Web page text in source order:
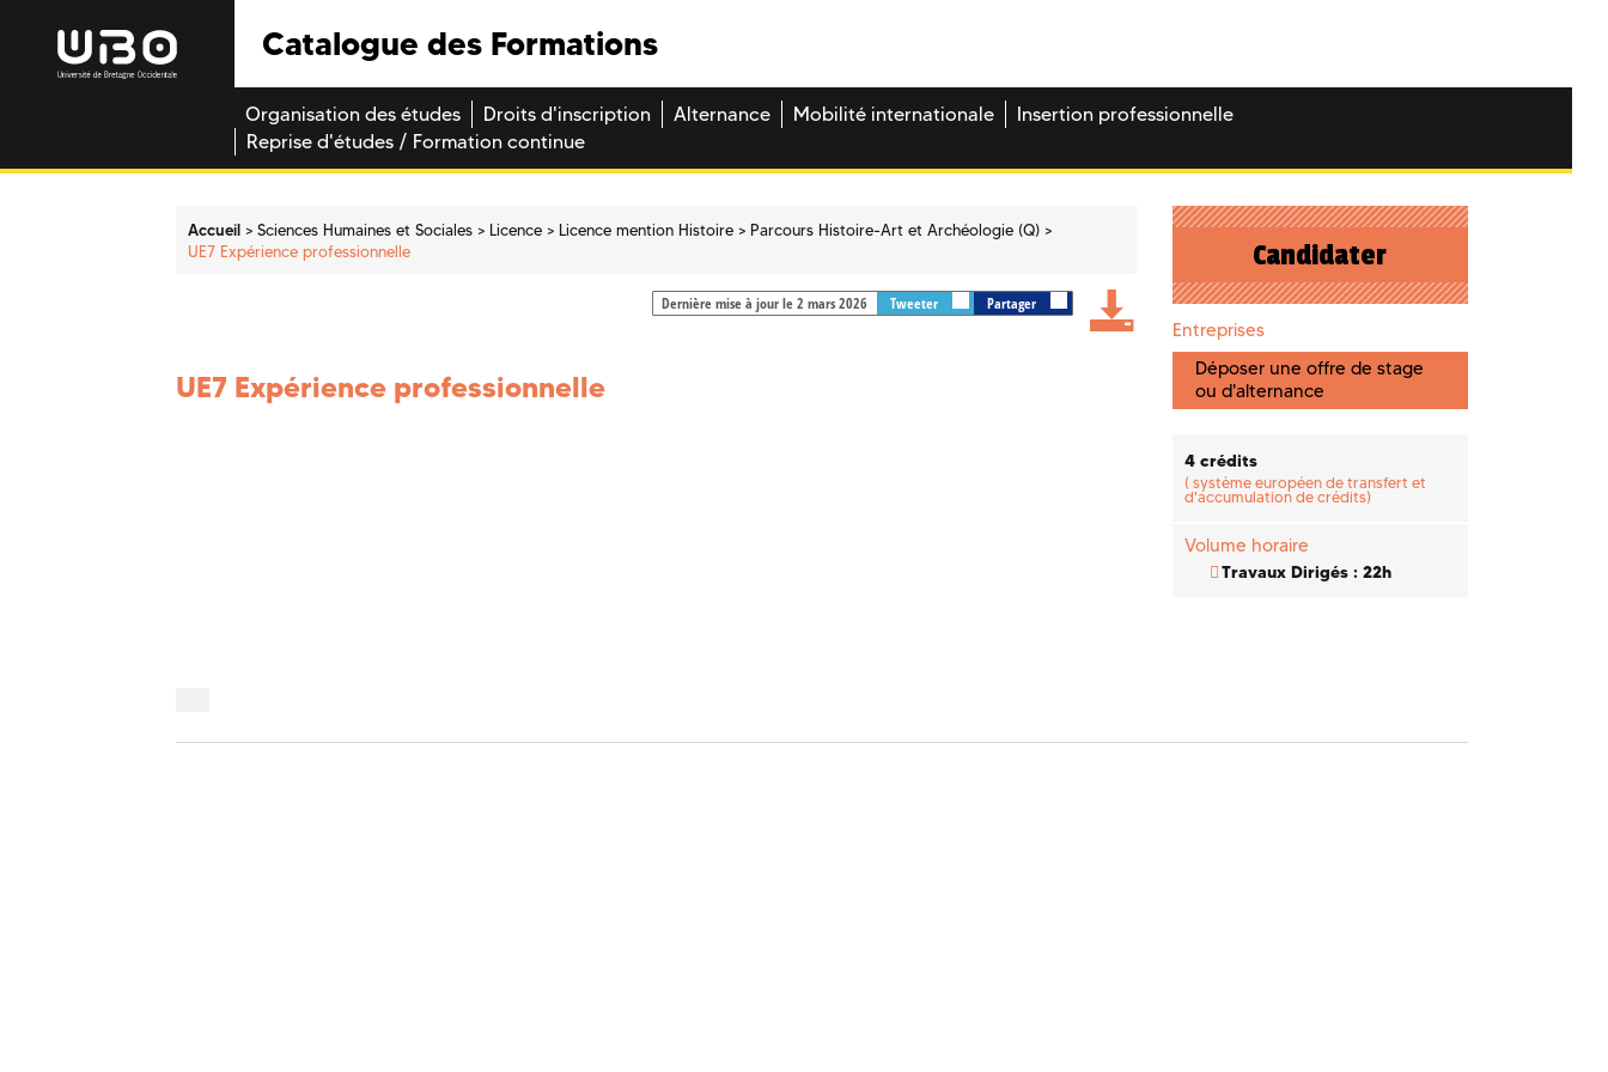
Catalogue des Formations
Organisation des études Droits d'inscription Alternance Mobilité internationale
Insertion professionnelle
Reprise d'études / Formation continue
Accueil Sciences Humaines et Sociales Licence Licence mention Histoire
Parcours Histoire-Art et Archéologie (Q)
UE7 Expérience professionnelle
Dernière mise à jour le 2 mars 2026 Tweeter Partager
UE7 Expérience professionnelle
Candidater
Entreprises
Déposer une offre de stage
ou d'alternance
4 crédits
( système européen de transfert et
d'accumulation de crédits)
Volume horaire
Travaux Dirigés : 22h